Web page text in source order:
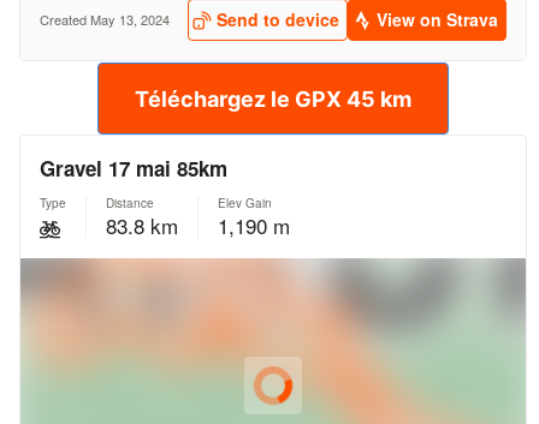
Téléchargez le GPX 45 km